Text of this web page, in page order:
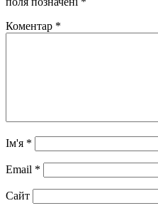
Коментар *
Ім'я *
Email *
Сайт